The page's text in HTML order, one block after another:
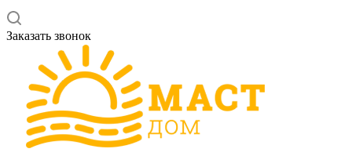
Заказать звонок